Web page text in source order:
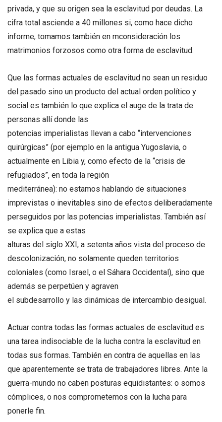
privada, y que su origen sea la esclavitud por deudas. La
cifra total asciende a 40 millones si, como hace dicho
informe, tomamos también en mconsideración los
matrimonios forzosos como otra forma de esclavitud.
Que las formas actuales de esclavitud no sean un residuo
del pasado sino un producto del actual orden político y
social es también lo que explica el auge de la trata de
personas allí donde las
potencias imperialistas llevan a cabo “intervenciones
quirúrgicas” (por ejemplo en la antigua Yugoslavia, o
actualmente en Libia y, como efecto de la “crisis de
refugiados”, en toda la región
mediterránea): no estamos hablando de situaciones
imprevistas o inevitables sino de efectos deliberadamente
perseguidos por las potencias imperialistas. También así
se explica que a estas
alturas del siglo XXI, a setenta años vista del proceso de
descolonización, no solamente queden territorios
coloniales (como Israel, o el Sáhara Occidental), sino que
además se perpetúen y agraven
el subdesarrollo y las dinámicas de intercambio desigual.
Actuar contra todas las formas actuales de esclavitud es
una tarea indisociable de la lucha contra la esclavitud en
todas sus formas. También en contra de aquellas en las
que aparentemente se trata de trabajadores libres. Ante la
guerra-mundo no caben posturas equidistantes: o somos
cómplices, o nos comprometemos con la lucha para
ponerle fin.